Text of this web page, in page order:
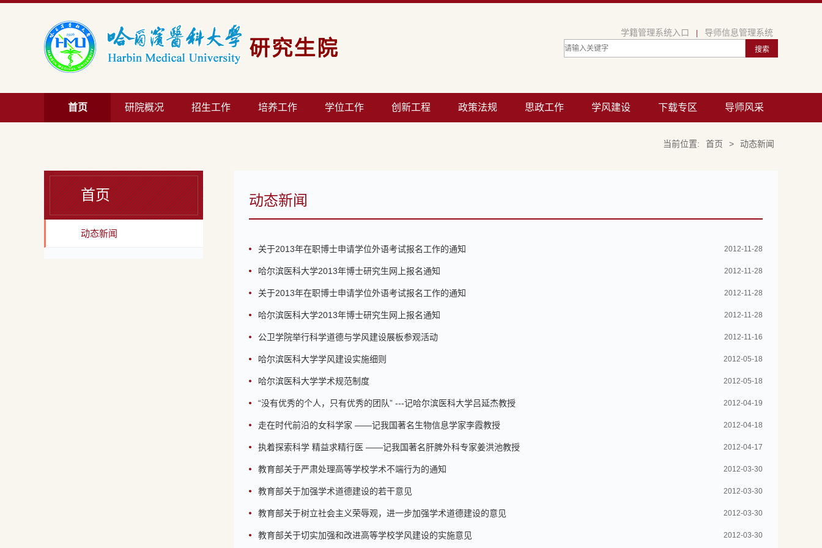
学籍管理系统入口 导师信息管理系统
首页 研院概况 招生工作 培养工作 学位工作 创新工程 政策法规 思政工作 学风建设 下载专区 导师风采
当前位置: 首页 > 动态新闻
首页
动态新闻
动态新闻
关于2013年在职博士申请学位外语考试报名工作的通知 2012-11-28
哈尔滨医科大学2013年博士研究生网上报名通知 2012-11-28
关于2013年在职博士申请学位外语考试报名工作的通知 2012-11-28
哈尔滨医科大学2013年博士研究生网上报名通知 2012-11-28
公卫学院举行科学道德与学风建设展板参观活动 2012-11-16
哈尔滨医科大学学风建设实施细则 2012-05-18
哈尔滨医科大学学术规范制度 2012-05-18
“没有优秀的个人，只有优秀的团队” ---记哈尔滨医科大学吕延杰教授 2012-04-19
走在时代前沿的女科学家 ——记我国著名生物信息学家李霞教授 2012-04-18
执着探索科学 精益求精行医 ——记我国著名肝脾外科专家姜洪池教授 2012-04-17
教育部关于严肃处理高等学校学术不端行为的通知 2012-03-30
教育部关于加强学术道德建设的若干意见 2012-03-30
教育部关于树立社会主义荣辱观，进一步加强学术道德建设的意见 2012-03-30
教育部关于切实加强和改进高等学校学风建设的实施意见 2012-03-30